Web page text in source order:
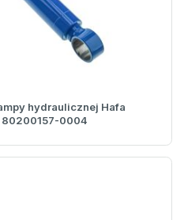
hydraulicznej Hafa
80200157-0004